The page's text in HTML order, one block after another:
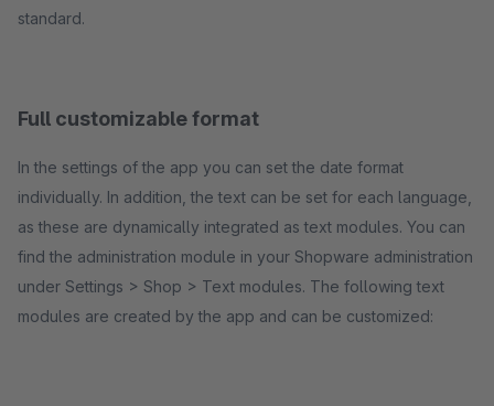
standard.
Full customizable format
In the settings of the app you can set the date format
individually. In addition, the text can be set for each language,
as these are dynamically integrated as text modules. You can
find the administration module in your Shopware administration
under Settings > Shop > Text modules. The following text
modules are created by the app and can be customized: